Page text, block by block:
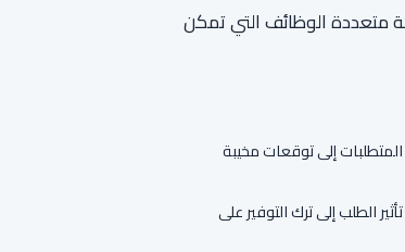
متعددة الوظائف التي تمكن
المتطلبات إلى توقعات مخيبة
الطلب إلى ترك التوفير على